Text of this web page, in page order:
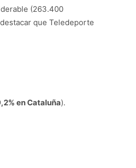
(263.400
que Teledeporte
en Cataluña).